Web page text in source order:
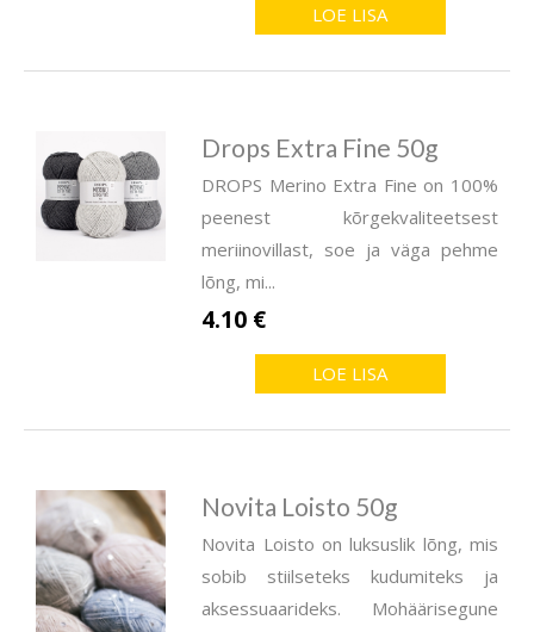
LOE LISA
Drops Extra Fine 50g
DROPS Merino Extra Fine on 100%
peenest kõrgekvaliteetsest
meriinovillast, soe ja väga pehme
lõng, mi...
4.10 €
LOE LISA
Novita Loisto 50g
Novita Loisto on luksuslik lõng, mis
sobib stiilseteks kudumiteks ja
aksessuaarideks. Mohäärisegune